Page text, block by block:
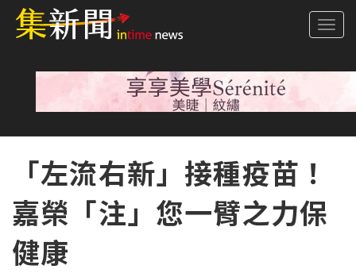
「左流右新」接種疫苗！
嘉榮「注」您一臂之力保
健康